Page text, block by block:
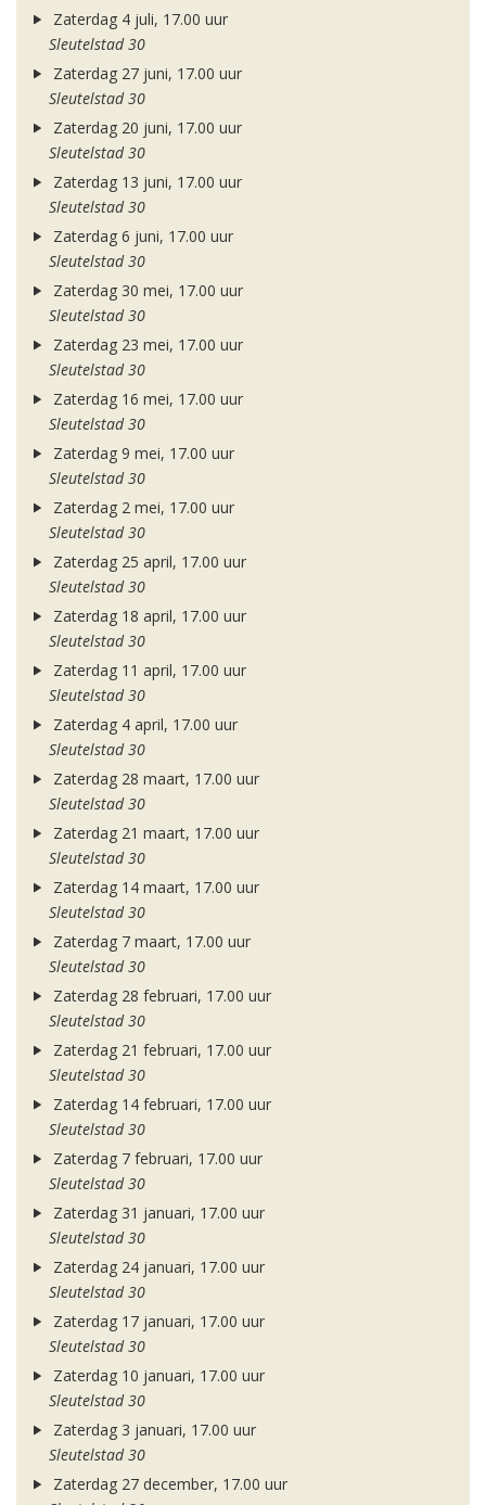
Zaterdag 4 juli, 17.00 uur
Sleutelstad 30
Zaterdag 27 juni, 17.00 uur
Sleutelstad 30
Zaterdag 20 juni, 17.00 uur
Sleutelstad 30
Zaterdag 13 juni, 17.00 uur
Sleutelstad 30
Zaterdag 6 juni, 17.00 uur
Sleutelstad 30
Zaterdag 30 mei, 17.00 uur
Sleutelstad 30
Zaterdag 23 mei, 17.00 uur
Sleutelstad 30
Zaterdag 16 mei, 17.00 uur
Sleutelstad 30
Zaterdag 9 mei, 17.00 uur
Sleutelstad 30
Zaterdag 2 mei, 17.00 uur
Sleutelstad 30
Zaterdag 25 april, 17.00 uur
Sleutelstad 30
Zaterdag 18 april, 17.00 uur
Sleutelstad 30
Zaterdag 11 april, 17.00 uur
Sleutelstad 30
Zaterdag 4 april, 17.00 uur
Sleutelstad 30
Zaterdag 28 maart, 17.00 uur
Sleutelstad 30
Zaterdag 21 maart, 17.00 uur
Sleutelstad 30
Zaterdag 14 maart, 17.00 uur
Sleutelstad 30
Zaterdag 7 maart, 17.00 uur
Sleutelstad 30
Zaterdag 28 februari, 17.00 uur
Sleutelstad 30
Zaterdag 21 februari, 17.00 uur
Sleutelstad 30
Zaterdag 14 februari, 17.00 uur
Sleutelstad 30
Zaterdag 7 februari, 17.00 uur
Sleutelstad 30
Zaterdag 31 januari, 17.00 uur
Sleutelstad 30
Zaterdag 24 januari, 17.00 uur
Sleutelstad 30
Zaterdag 17 januari, 17.00 uur
Sleutelstad 30
Zaterdag 10 januari, 17.00 uur
Sleutelstad 30
Zaterdag 3 januari, 17.00 uur
Sleutelstad 30
Zaterdag 27 december, 17.00 uur